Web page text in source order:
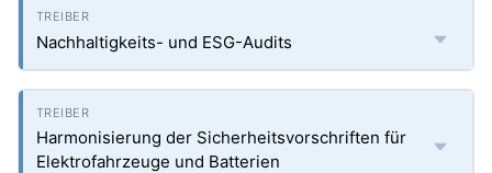
Nachhaltigkeits- und ESG-Audits
Harmonisierung der Sicherheitsvorschriften für
Elektrofahrzeuge und Batterien